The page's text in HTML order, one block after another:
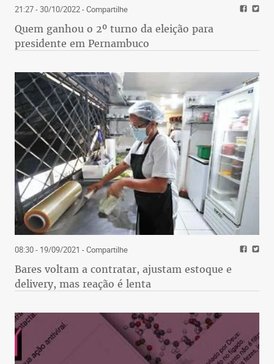
21:27 - 30/10/2022- Compartilhe
Quem ganhou o 2º turno da eleição para
presidente em Pernambuco
08:30 - 19/09/2021 - Compartilhe
Bares voltam a contratar, ajustam estoque e
delivery, mas reação é lenta